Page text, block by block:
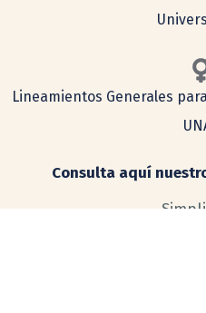
Lineamientos Generales
Consulta aquí